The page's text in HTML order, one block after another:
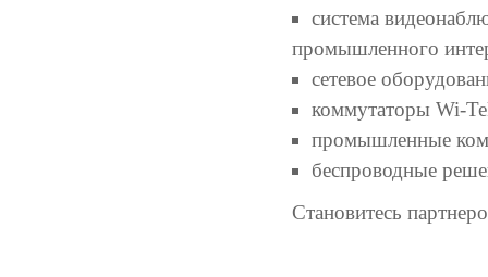
система
промышленного
сетевое
коммутаторы Wi-
промышленные
беспроводные
Становитесь